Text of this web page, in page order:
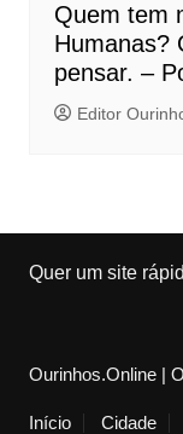
Quem tem
Humanas?
pensar. –
Editor
Quer um site
Ourinhos.Online |
Início Cidade